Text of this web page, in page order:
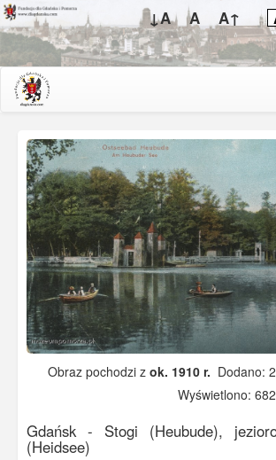
↓A A A↑
Obraz pochodzi z ok. 1910 r. Dodano:
Wyświetlono:
Gdańsk - Stogi (Heubude),
(Heidsee)